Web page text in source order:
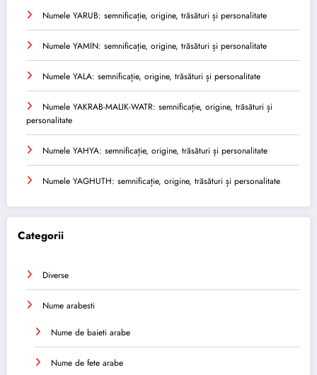
Numele YARUB: semnificație, origine, trăsături și personalitate
Numele YAMIN: semnificație, origine, trăsături și personalitate
Numele YALA: semnificație, origine, trăsături și personalitate
Numele YAKRAB-MALIK-WATR: semnificație, origine, trăsături și
personalitate
Numele YAHYA: semnificație, origine, trăsături și personalitate
Numele YAGHUTH: semnificație, origine, trăsături și personalitate
Categorii
Diverse
Nume arabesti
Nume de baieti arabe
Nume de fete arabe